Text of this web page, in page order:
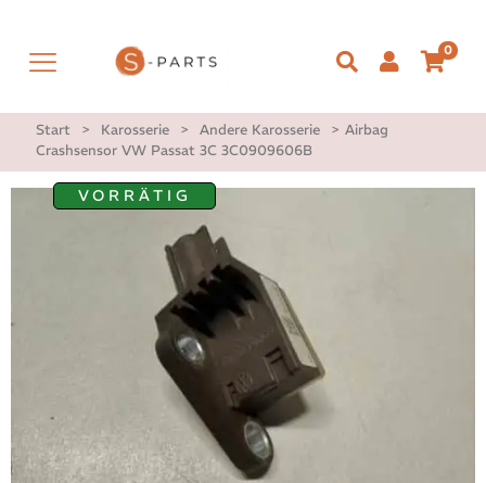
0
Start > Karosserie > Andere Karosserie > Airbag
Crashsensor VW Passat 3C 3C0909606B
VORRÄTIG